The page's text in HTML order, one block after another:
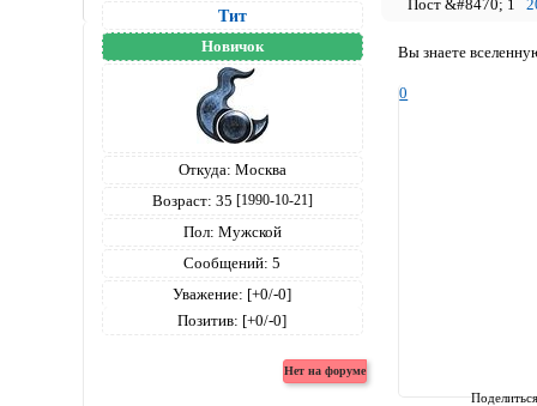
1
Тит
Новичок
Откуда: Москва
Возраст: 35 [1990-10-21]
Пол: Мужской
Сообщений: 5
Уважение: [+0/-0]
Позитив: [+0/-0]
Вы знаете
0